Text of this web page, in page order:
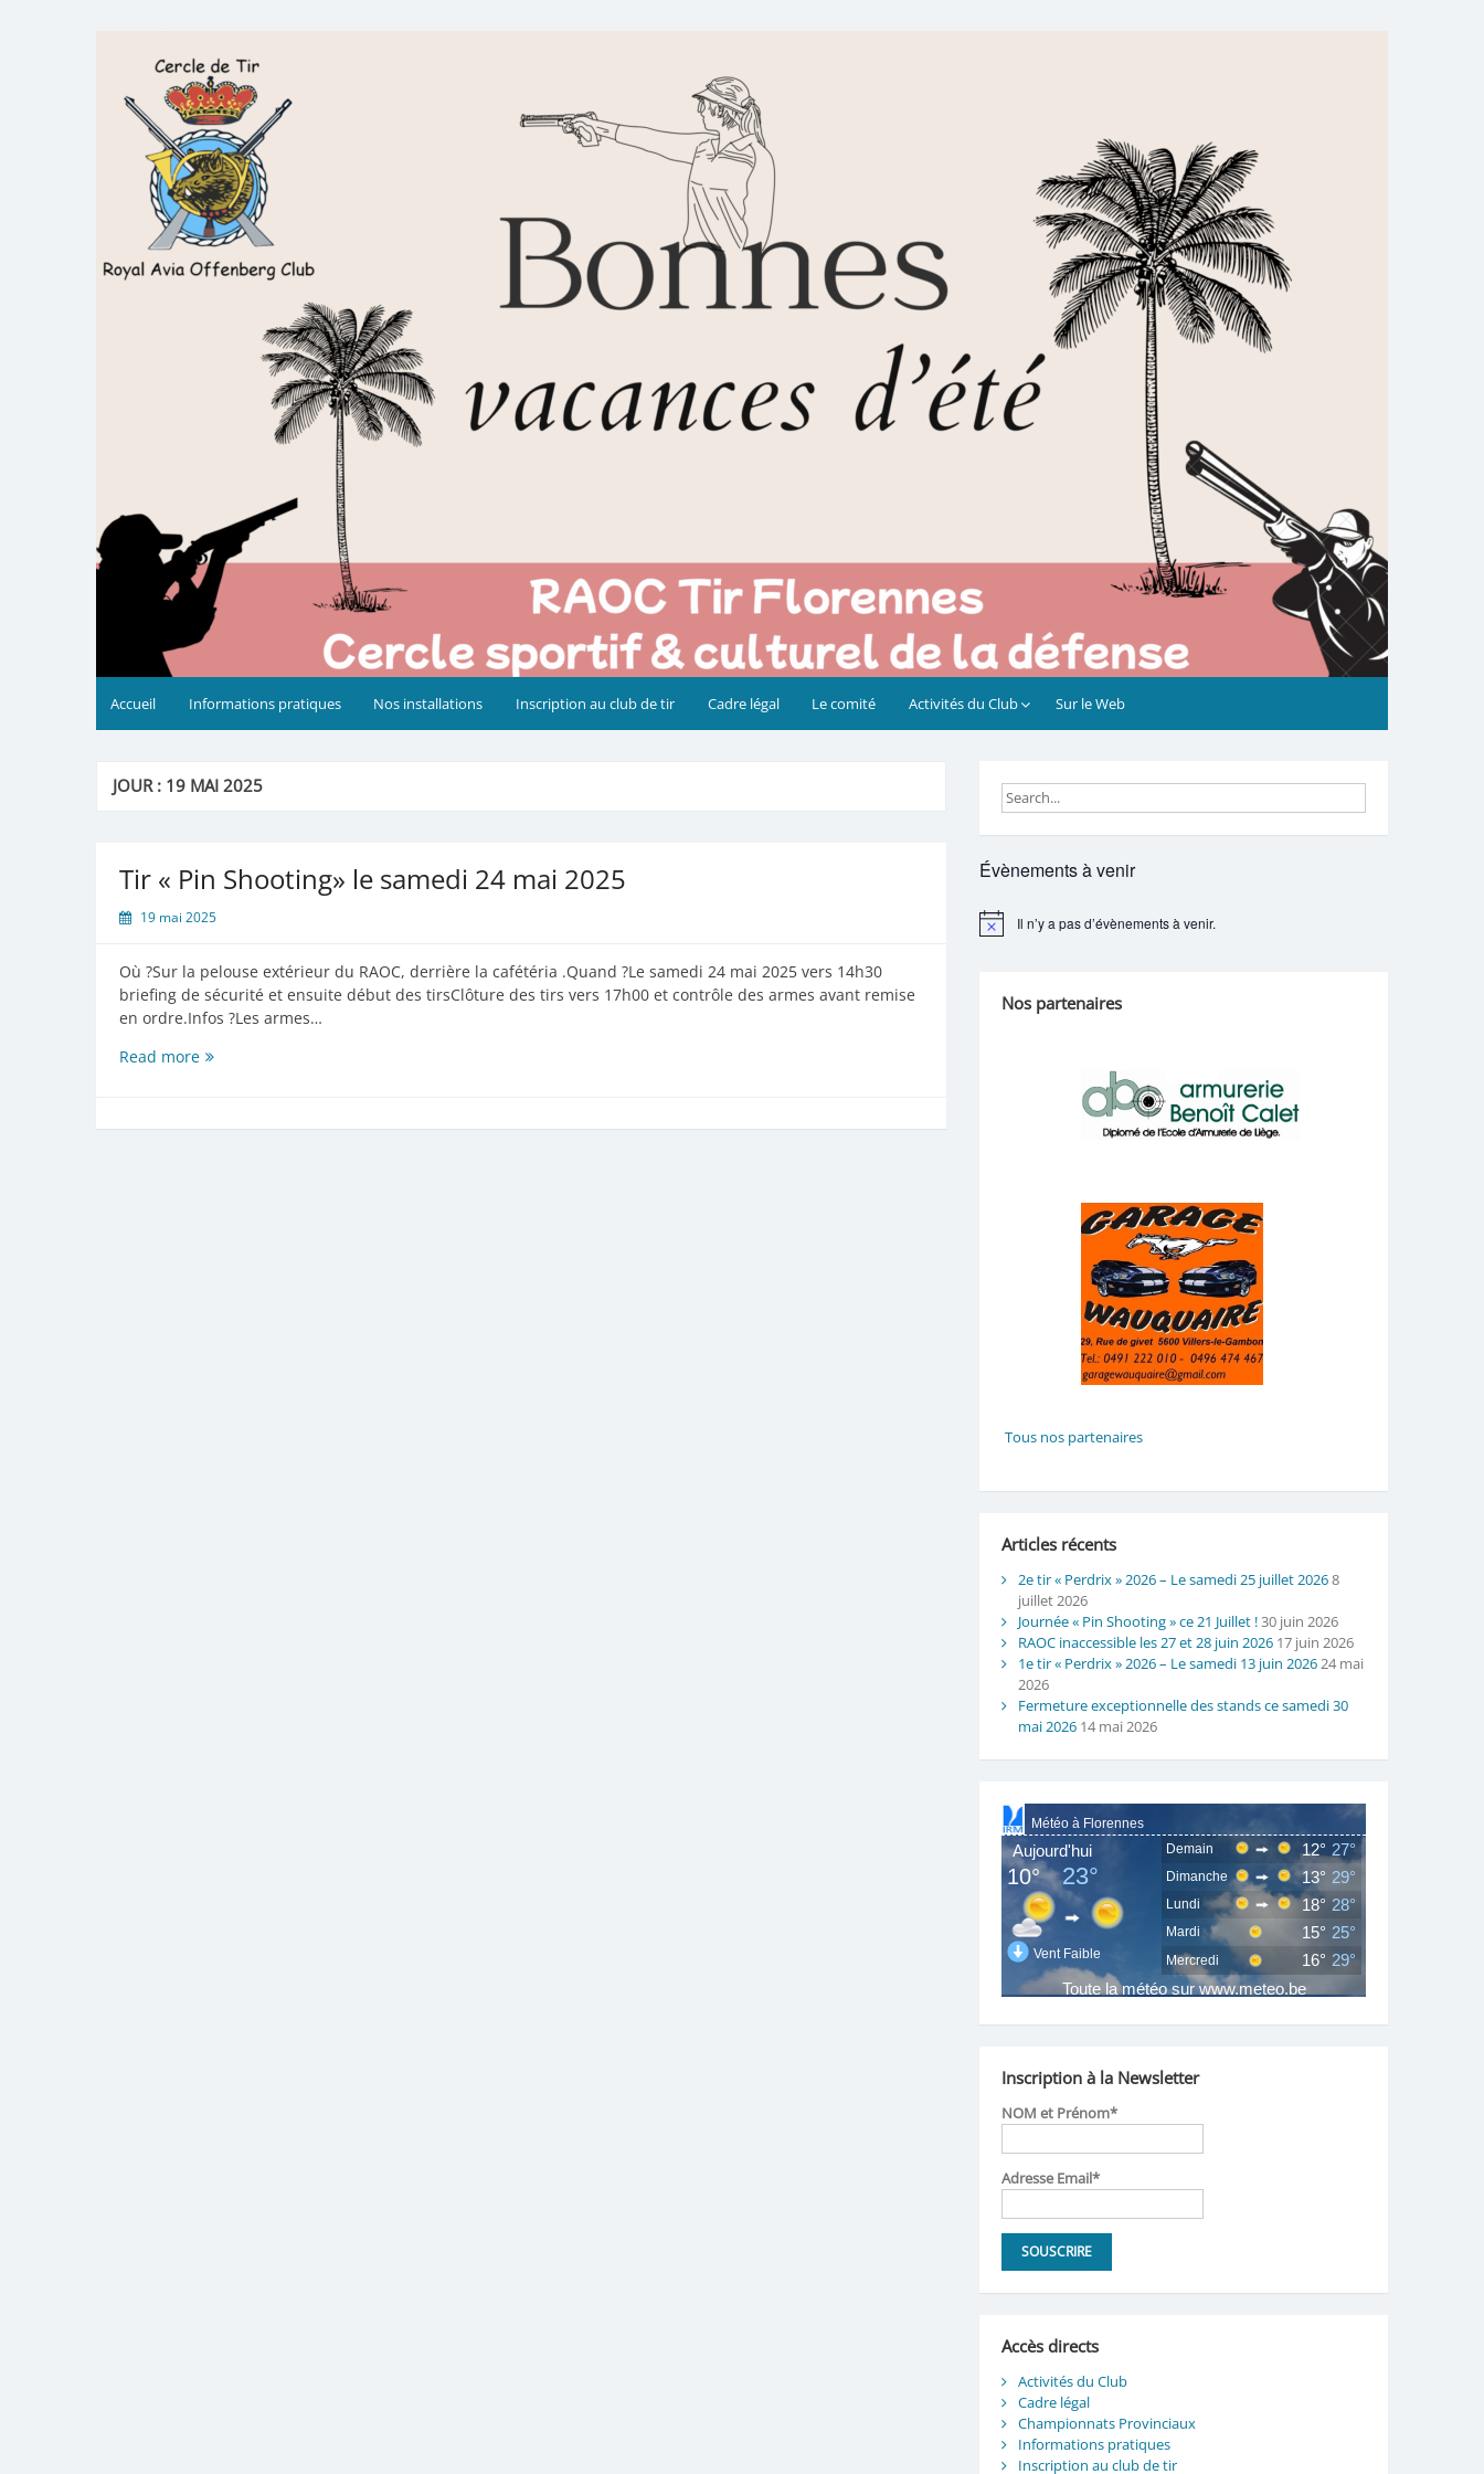
Royal AOC Florennes
Section TIR de l'AVIA
Accueil Informations pratiques Nos installations Inscription au club de tir Cadre légal Le comité Activités du Club Sur le Web
JOUR : 19 MAI 2025
Tir « Pin Shooting» le samedi 24 mai 2025
19 mai 2025
Où ?Sur la pelouse extérieur du RAOC, derrière la cafétéria .Quand ?Le samedi 24 mai 2025 vers 14h30
briefing de sécurité et ensuite début des tirsClôture des tirs vers 17h00 et contrôle des armes avant remise
en ordre.Infos ?Les armes…
Read moreTir
Shooting»
Évènements à venir
Notice Il n’y a pas d’évènements à venir.
Nos partenaires
Tous nos partenaires
Articles récents
2e tir « Perdrix » 2026 – Le samedi 25 juillet 20268
juillet 2026
Journée « Pin Shooting » ce 21 Juillet !30 juin 2026
RAOC inaccessible les 27 et 28 juin 2026 17 juin 2026
1e tir « Perdrix » 2026 – Le samedi 13 juin 202624 mai
2026
Fermeture exceptionnelle des stands ce samedi 30
mai 2026 14 mai 2026
Inscription à la Newsletter
NOM et Prénom*
Adresse Email*
Accès directs
Activités du Club
Cadre légal
Championnats Provinciaux
Informations pratiques
Inscription au club de tir